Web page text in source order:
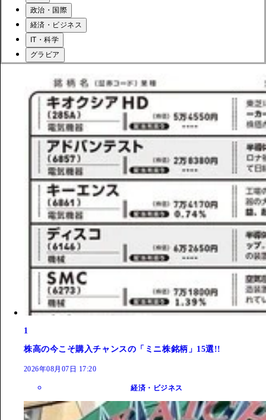
政治・国際
経済・ビジネス
IT・科学
グラビア
1
株高の今こそ購入チャンスの「ミニ株銘柄」15選!!
2026年08月07日 17:20
経済・ビジネス